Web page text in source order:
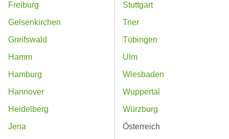
Freiburg
Gelsenkirchen
Greifswald
Hamm
Hamburg
Hannover
Heidelberg
Jena
Stuttgart
Trier
Tübingen
Ulm
Wiesbaden
Wuppertal
Würzburg
Österreich